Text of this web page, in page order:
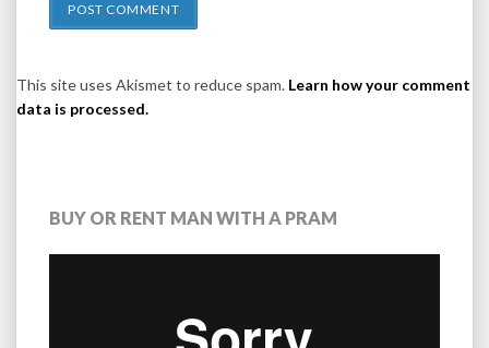
This site uses Akismet to reduce spam. Learn how your comment
data is processed.
BUY OR RENT MAN WITH A PRAM